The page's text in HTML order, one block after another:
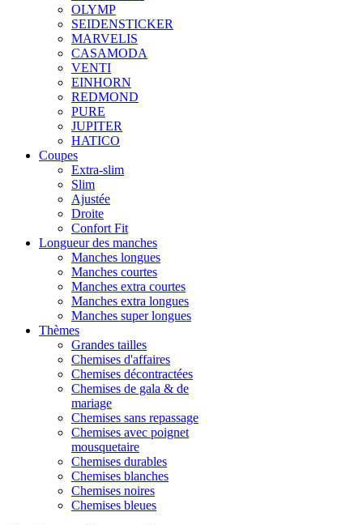
OLYMP
SEIDENSTICKER
MARVELIS
CASAMODA
VENTI
EINHORN
REDMOND
PURE
JUPITER
HATICO
Coupes
Extra-slim
Slim
Ajustée
Droite
Confort Fit
Longueur des manches
Manches longues
Manches courtes
Manches extra courtes
Manches extra longues
Manches super longues
Thèmes
Grandes tailles
Chemises d'affaires
Chemises décontractées
Chemises de gala & de
mariage
Chemises sans repassage
Chemises avec poignet
mousquetaire
Chemises durables
Chemises blanches
Chemises noires
Chemises bleues